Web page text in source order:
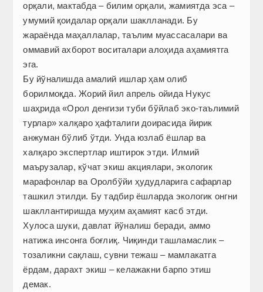
орқали, мактабда – билим орқали, жамиятда эса –
умумий қоидалар орқали шаклланади. Бу
жараёнда маҳаллалар, таълим муассасалари ва
оммавий ахборот воситалари алоҳида аҳамиятга
эга.
Бу йўналишда амалий ишлар ҳам олиб
борилмоқда. Жорий йил апрель ойида Нукус
шаҳрида «Орол денгизи туби бўйлаб эко-таълимий
турлар» халқаро ҳафталиги доирасида йирик
анжуман бўлиб ўтди. Унда юзлаб ёшлар ва
халқаро экспертлар иштирок этди. Илмий
маърузалар, кўчат экиш акциялари, экологик
марафонлар ва Оролбўйи ҳудудларига сафарлар
ташкил этилди. Бу тадбир ёшларда экологик онгни
шакллантиришда муҳим аҳамият касб этди.
Хулоса шуки, давлат йўналиш беради, аммо
натижа инсонга боғлиқ. Чиқинди ташламаслик –
тозаликни сақлаш, сувни тежаш – мамлакатга
ёрдам, дарахт экиш – келажакни барпо этиш
демак.